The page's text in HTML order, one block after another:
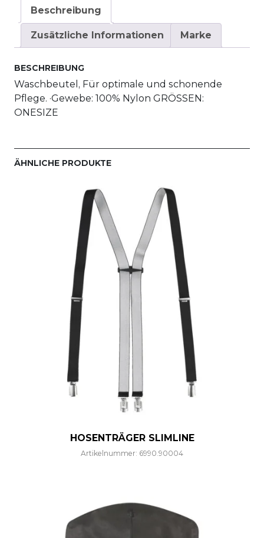
Beschreibung
Zusätzliche Informationen Marke
BESCHREIBUNG
Waschbeutel, Für optimale und schonende
Pflege. ·Gewebe: 100% Nylon GRÖSSEN:
ONESIZE
ÄHNLICHE PRODUKTE
HOSENTRÄGER SLIMLINE
Artikelnummer: 6990.90004